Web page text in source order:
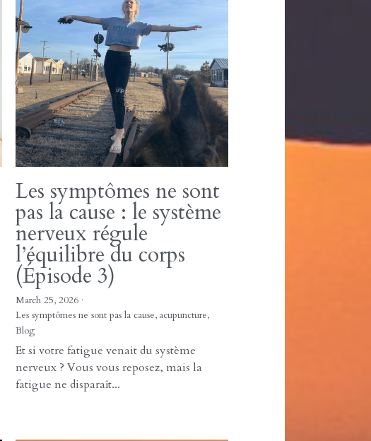
Pourquoi plusieurs
séances sont parfois
nécessaires pour
retrouver un équilibre
durable ?
9 mai 2026·
les 3 premières séances,Blog, Shiatsu,
acupuncture,
Deep
essentielles ? Aider le corps à intégrer
durablement un...